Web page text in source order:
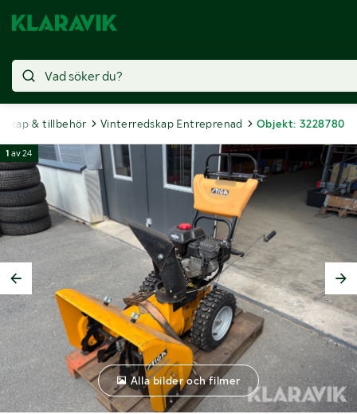
& tillbehör Vinterredskap Entreprenad Objekt: 3228780
1 av24
Alla bilder och filmer